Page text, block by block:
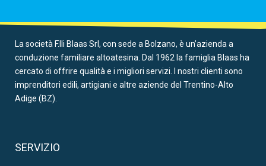
La società F.lli Blaas Srl, con sede a Bolzano, è un’azienda a
conduzione familiare altoatesina. Dal 1962 la famiglia Blaas ha
cercato di offrire qualità e i migliori servizi. I nostri clienti sono
imprenditori edili, artigiani e altre aziende del Trentino-Alto
Adige (BZ).
SERVIZIO